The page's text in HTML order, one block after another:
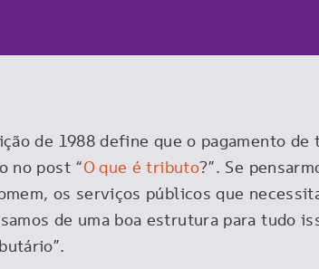
de 1988 define que o pagamento
no post “O que é tributo?”. Se
os serviços públicos que
de uma boa estrutura para tudo